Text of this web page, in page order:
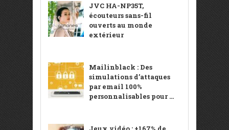
JVC HA-NP35T,
écouteurs sans-fil
ouverts au monde
extérieur
Mailinblack : Des
simulations d’attaques
par email 100%
personnalisables pour ...